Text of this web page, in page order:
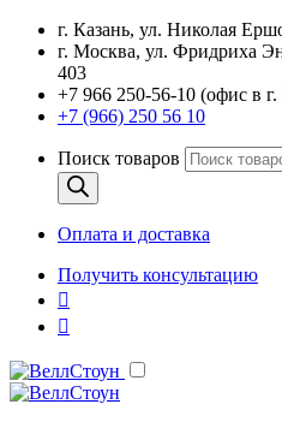
г. Казань, ул. Николая
г. Москва, ул. Фридриха
403
+7 966 250-56-10 (офис в г.
+7 (966) 250 56 10
Поиск товаров
Оплата и доставка
Получить консультацию